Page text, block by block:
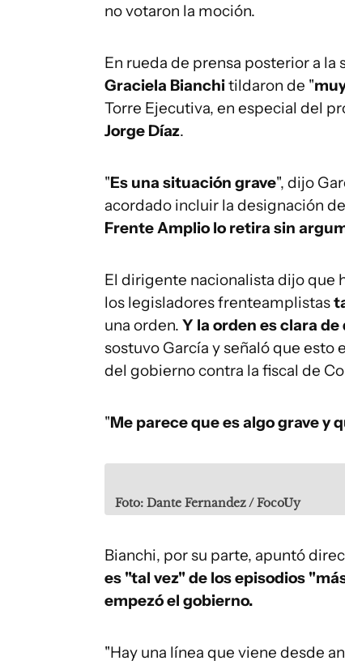
no votaron la moción.
En rueda de prensa posterior a la
Graciela Bianchi tildaron de "
Torre Ejecutiva, en especial del
Jorge Díaz.
"Es una situación grave", dijo
acordado incluir la designación
Frente Amplio lo retira sin
El dirigente nacionalista dijo que
los legisladores frenteamplistas
una orden. Y la orden es clara
sostuvo García y señaló que esto
del gobierno contra la fiscal de
"Me parece que es algo grave y
Foto: Dante Fernandez / FocoUy
Bianchi, por su parte, apuntó
es "tal vez" de los episodios
empezó el gobierno.
"Hay una línea que viene desde